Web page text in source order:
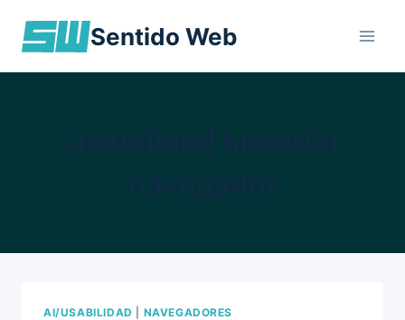
Sentido Web
AI/USABILIDAD NAVEGADORES